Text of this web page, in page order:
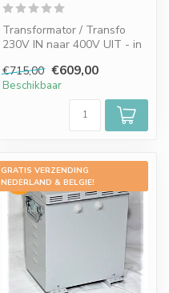
Transformator / Transfo
230V IN naar 400V UIT - in
€715,00 €609,00
Beschikbaar
GRATIS VERZENDING
NEDERLAND & BELGIE!
-15%